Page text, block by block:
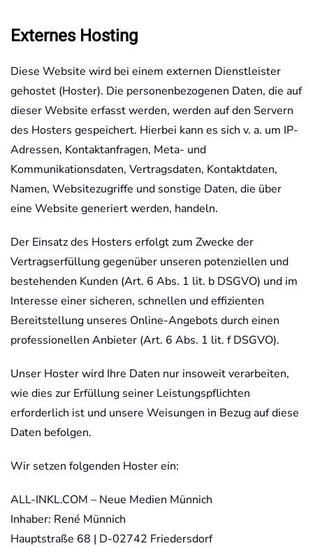
Externes Hosting
Diese Website wird bei einem externen Dienstleister
gehostet (Hoster). Die personenbezogenen Daten, die auf
dieser Website erfasst werden, werden auf den Servern
des Hosters gespeichert. Hierbei kann es sich v. a. um IP-
Adressen, Kontaktanfragen, Meta- und
Kommunikationsdaten, Vertragsdaten, Kontaktdaten,
Namen, Websitezugriffe und sonstige Daten, die über
eine Website generiert werden, handeln.
Der Einsatz des Hosters erfolgt zum Zwecke der
Vertragserfüllung gegenüber unseren potenziellen und
bestehenden Kunden (Art. 6 Abs. 1 lit. b DSGVO) und im
Interesse einer sicheren, schnellen und effizienten
Bereitstellung unseres Online-Angebots durch einen
professionellen Anbieter (Art. 6 Abs. 1 lit. f DSGVO).
Unser Hoster wird Ihre Daten nur insoweit verarbeiten,
wie dies zur Erfüllung seiner Leistungspflichten
erforderlich ist und unsere Weisungen in Bezug auf diese
Daten befolgen.
Wir setzen folgenden Hoster ein:
ALL-INKL.COM – Neue Medien Münnich
Inhaber: René Münnich
Hauptstraße 68 | D-02742 Friedersdorf